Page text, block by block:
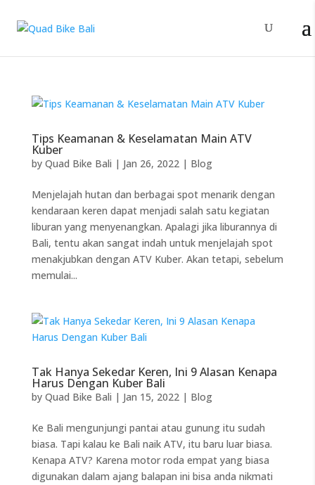
Tips Keamanan & Keselamatan Main ATV
Kuber
by Quad Bike Bali | Jan 26, 2022| Blog
Menjelajah hutan dan berbagai spot menarik dengan
kendaraan keren dapat menjadi salah satu kegiatan
liburan yang menyenangkan. Apalagi jika liburannya di
Bali, tentu akan sangat indah untuk menjelajah spot
menakjubkan dengan ATV Kuber. Akan tetapi, sebelum
memulai...
Tak Hanya Sekedar Keren, Ini 9 Alasan Kenapa
Harus Dengan Kuber Bali
by Quad Bike Bali | Jan 15, 2022| Blog
Ke Bali mengunjungi pantai atau gunung itu sudah
biasa. Tapi kalau ke Bali naik ATV, itu baru luar biasa.
Kenapa ATV? Karena motor roda empat yang biasa
digunakan dalam ajang balapan ini bisa anda nikmati